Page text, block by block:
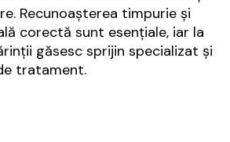
Recunoașterea timpurie și
corectă sunt esențiale, iar la
găsesc sprijin specializat și
tratament.